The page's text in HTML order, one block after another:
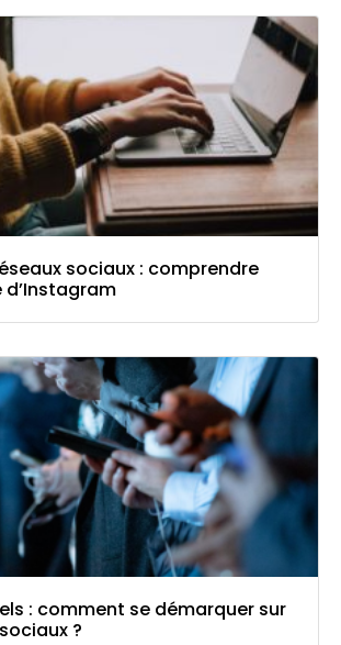
sociaux : comprendre
d’Instagram
: comment se démarquer sur
?